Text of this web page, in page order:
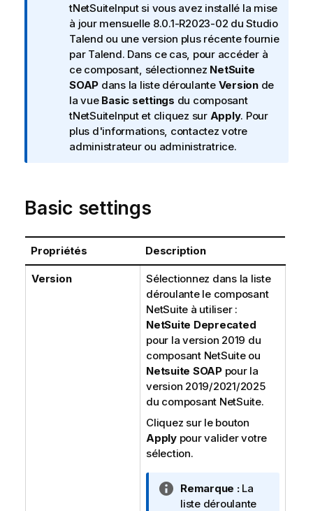
tNetSuiteInput si vous avez installé la mise
à jour mensuelle 8.0.1-R2023-02 duStudio
Talend ou une version plus récente fournie
par Talend. Dans ce cas, pour accéder à
ce composant, sélectionnez NetSuite
SOAP dans la liste déroulante Versionde
la vue Basic settings du composant
tNetSuiteInput et cliquez sur Apply. Pour
plus d'informations, contactez votre
administrateur ou administratrice.
Basic settings
Propriétés Description
Version
Sélectionnez dans la liste
déroulante le composant
NetSuite à utiliser :
NetSuite Deprecated
pour la version 2019 du
composant NetSuite ou
Netsuite SOAPpour la
version 2019/2021/2025
du composant NetSuite.
Cliquez sur le bouton
Applypour valider votre
sélection.
N
o
Remarque :La
liste déroulante